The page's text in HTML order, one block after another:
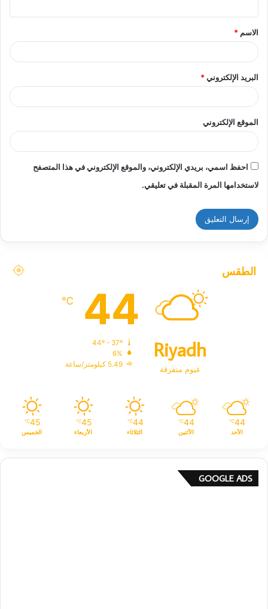
ق
*
الاسم *
البريد الإلكتروني*
الموقع الإلكتروني
احفظ اسمي، بريدي الإلكتروني، والموقع الإلكتروني في هذا المتصفح
لاستخدامها المرة المقبلة في تعليقي.
الطقس
Riyadh
غيوم متفرقة
44
℃
6%
5.49 كيلومتر/ساعة
44
℃
الأحد
44
℃
الأثنين
44
℃
الثلاثاء
45
℃
الأربعاء
45
℃
الخميس
GOOGLE ADS